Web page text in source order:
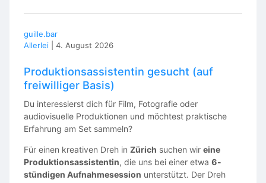
guille.bar
Allerlei
4. August 2026
Produktionsassistentin gesucht (auf
freiwilliger Basis)
Du interessierst dich für Film, Fotografie oder
audiovisuelle Produktionen und möchtest praktische
Erfahrung am Set sammeln?
Für einen kreativen Dreh in Zürich suchen wir eine
Produktionsassistentin, die uns bei einer etwa 6-
stündigen Aufnahmesession unterstützt. Der Dreh